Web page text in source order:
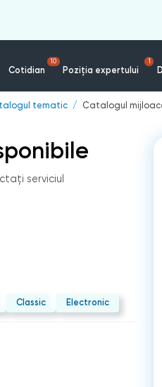
Cotidian
10
Poziția expertului
1
tematic Catalogul
serviciul
Classic Electronic